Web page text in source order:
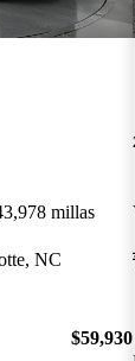
millas
NC
$59,930